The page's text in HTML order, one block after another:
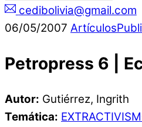
cedibolivia@gmail.com
06/05/2007 Artículos
Petropress 6 |
Autor: Gutiérrez, Ingrith
Temática: